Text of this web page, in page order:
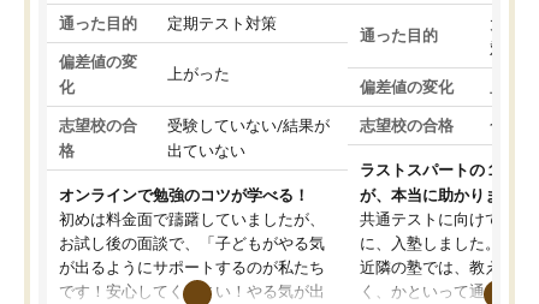
通った目的 定期テスト対策
偏差値の変
化
上がった
志望校の合
格
受験していない/結果が
出ていない
オンラインで勉強のコツが学べる！
初めは料金面で躊躇していましたが、
お試し後の面談で、「子どもがやる気
が出るようにサポートするのが私たち
です！安心してください！やる気が出
通った目的
大学
対策
偏差値の変化
志望校の合格 合格
ラストスパートの１か月
が、本当に助かりました
共通テストに向けての追
に、入塾しました。田舎
近隣の塾では、教えても
く、かといって通うには